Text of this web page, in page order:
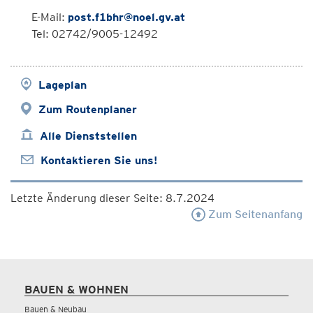
E-Mail: post.f1bhr@noel.gv.at
Tel: 02742/9005-12492
Lageplan
Zum Routenplaner
Alle Dienststellen
Kontaktieren Sie uns!
Letzte Änderung dieser Seite: 8.7.2024
Zum Seitenanfang
BAUEN & WOHNEN
Bauen & Neubau